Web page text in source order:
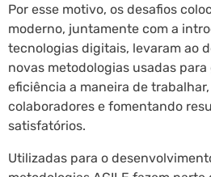
Por esse motivo, os desafios
moderno, juntamente com a
tecnologias digitais, levaram ao
novas metodologias usadas
eficiência a maneira de
colaboradores e fomentando
satisfatórios.
Utilizadas para o